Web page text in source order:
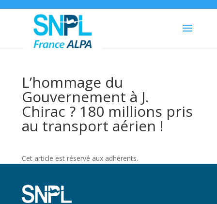
L’hommage du
Gouvernement à J.
Chirac ? 180 millions pris
au transport aérien !
Cet article est réservé aux adhérents.